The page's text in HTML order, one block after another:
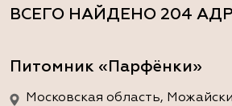
ВСЕГО НАЙДЕНО 204
Питомник «Парфёнки»
Московская область,